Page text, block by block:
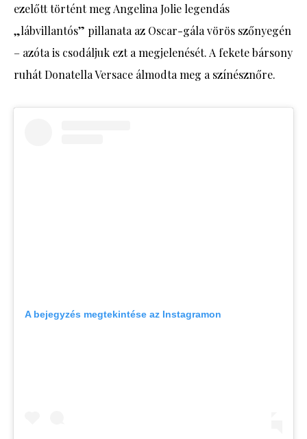
ezelőtt történt meg Angelina Jolie legendás
„lábvillantós” pillanata az Oscar-gála vörös szőnyegén
– azóta is csodáljuk ezt a megjelenését. A fekete bársony
ruhát Donatella Versace álmodta meg a színésznőre.
A bejegyzés megtekintése az Instagramon